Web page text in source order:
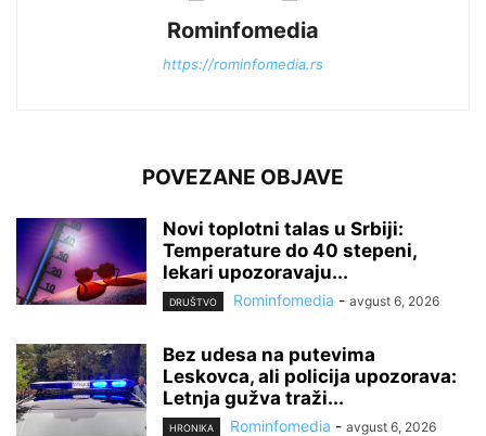
Rominfomedia
https://rominfomedia.rs
POVEZANE OBJAVE
Novi toplotni talas u Srbiji:
Temperature do 40 stepeni,
lekari upozoravaju...
DRUŠTVO Rominfomedia - avgust 6, 2026
Bez udesa na putevima
Leskovca, ali policija upozorava:
Letnja gužva traži...
HRONIKA Rominfomedia - avgust 6, 2026